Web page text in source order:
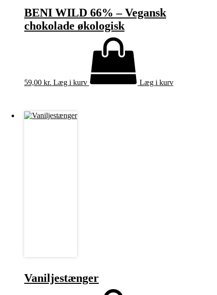
BENI WILD 66% – Vegansk
chokolade økologisk
59,00 kr. Læg i kurv Læg i kurv
Vaniljestænger